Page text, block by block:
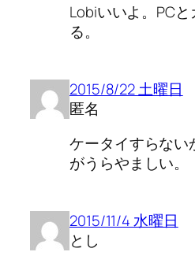
Lobiいいよ。PC
る。
2015/8/22 土曜日
匿名
ケータイすらない
がうらやましい。
2015/11/4 水曜日
とし